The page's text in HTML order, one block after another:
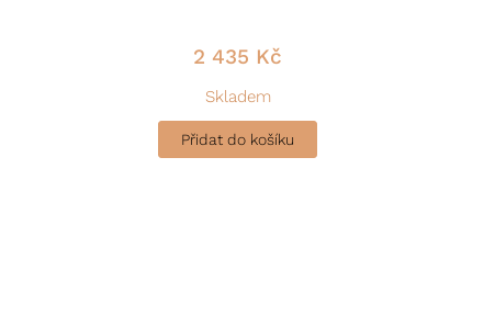
2 435 Kč
Skladem
Přidat do košíku